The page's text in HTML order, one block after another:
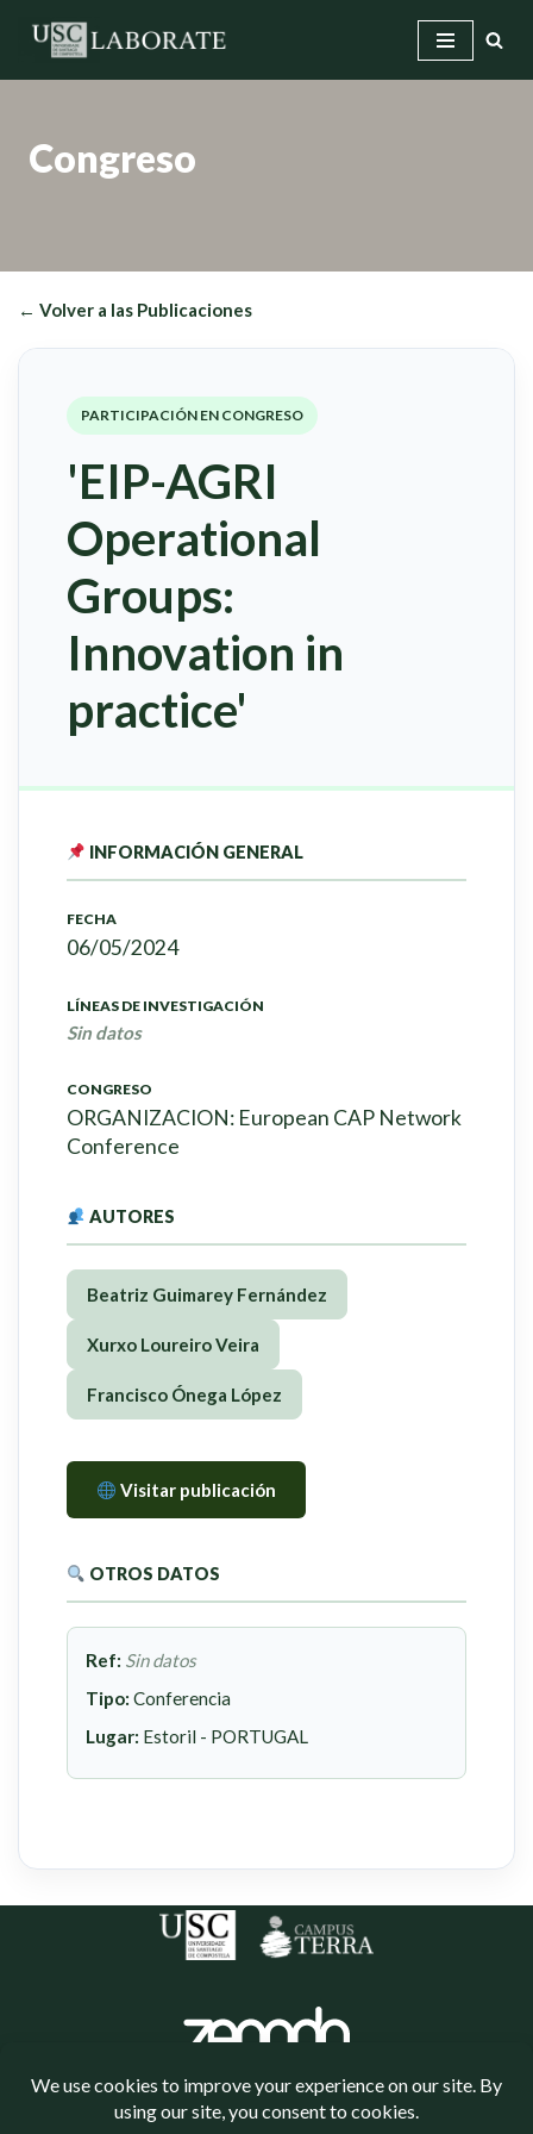
Saltar
Congreso
← Volver a las Publicaciones
PARTICIPACIÓN EN CONGRESO
'EIP-AGRI
Operational
Groups:
Innovation in
practice'
INFORMACIÓN GENERAL
FECHA
06/05/2024
LÍNEAS DE INVESTIGACIÓN
Sin datos
CONGRESO
ORGANIZACION: European CAP Network
Conference
AUTORES
Beatriz Guimarey Fernández
Xurxo Loureiro Veira
Francisco Ónega López
Visitar publicación
OTROS DATOS
Ref: Sin datos
Tipo: Conferencia
Lugar: Estoril - PORTUGAL